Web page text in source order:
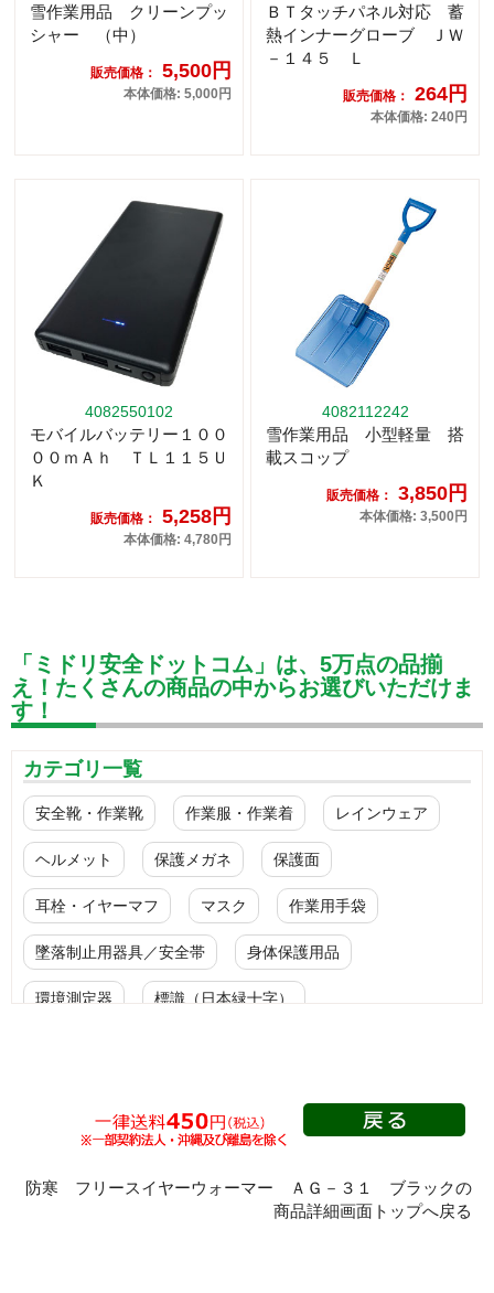
雪作業用品 クリーンプッ
シャー （中）
販売価格： 5,500円
本体価格: 5,000円
ＢＴタッチパネル対応 蓄
熱インナーグローブ ＪＷ
－１４５ Ｌ
販売価格： 264円
本体価格: 240円
4082550102
モバイルバッテリー１００
００ｍＡｈ ＴＬ１１５Ｕ
Ｋ
販売価格： 5,258円
本体価格: 4,780円
4082112242
雪作業用品 小型軽量 搭
載スコップ
販売価格： 3,850円
本体価格: 3,500円
「ミドリ安全ドットコム」は、5万点の品揃
え！たくさんの商品の中からお選びいただけま
す！
カテゴリ一覧
安全靴・作業靴 作業服・作業着 レインウェア
ヘルメット 保護メガネ 保護面
耳栓・イヤーマフ マスク 作業用手袋
墜落制止用器具／安全帯 身体保護用品
環境測定器 標識（日本緑十字）
設備用品・作業補助用品 工事作業用品
分煙対策機器 衛生用品 保安・保守用品
防寒 フリースイヤーウォーマー ＡＧ－３１ ブラックの
商品詳細画面トップへ戻る